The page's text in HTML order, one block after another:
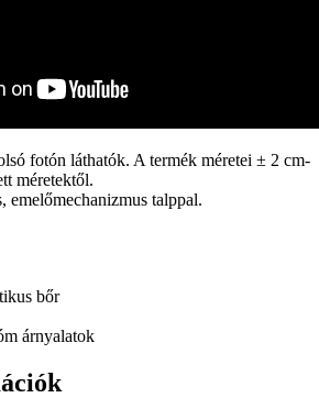
fotón láthatók. A termék méretei ± 2 cm-
méretektől.
emelőmechanizmus talppal.
bőr
árnyalatok